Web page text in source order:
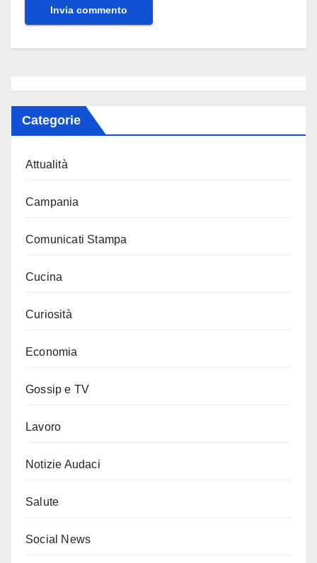
Categorie
Attualità
Campania
Comunicati Stampa
Cucina
Curiosità
Economia
Gossip e TV
Lavoro
Notizie Audaci
Salute
Social News